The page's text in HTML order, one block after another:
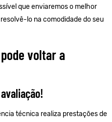
que enviaremos o melhor
lo na comodidade do seu
voltar a
técnica realiza prestações de